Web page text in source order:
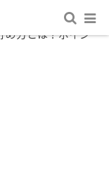
め方とは？ポイン